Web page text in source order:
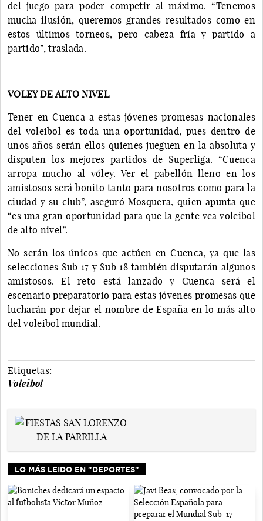
del juego para poder competir al máximo. “Tenemos
mucha ilusión, queremos grandes resultados como en
estos últimos torneos, pero cabeza fría y partido a
partido”, traslada.
VOLEY DE ALTO NIVEL
Tener en Cuenca a estas jóvenes promesas nacionales
del voleibol es toda una oportunidad, pues dentro de
unos años serán ellos quienes jueguen en la absoluta y
disputen los mejores partidos de Superliga. “Cuenca
arropa mucho al vóley. Ver el pabellón lleno en los
amistosos será bonito tanto para nosotros como para la
ciudad y su club”, aseguró Mosquera, quien apunta que
“es una gran oportunidad para que la gente vea voleibol
de alto nivel”.
No serán los únicos que actúen en Cuenca, ya que las
selecciones Sub 17 y Sub 18 también disputarán algunos
amistosos. El reto está lanzado y Cuenca será el
escenario preparatorio para estas jóvenes promesas que
lucharán por dejar el nombre de España en lo más alto
del voleibol mundial.
Etiquetas:
Voleibol
LO MÁS LEIDO EN "DEPORTES"